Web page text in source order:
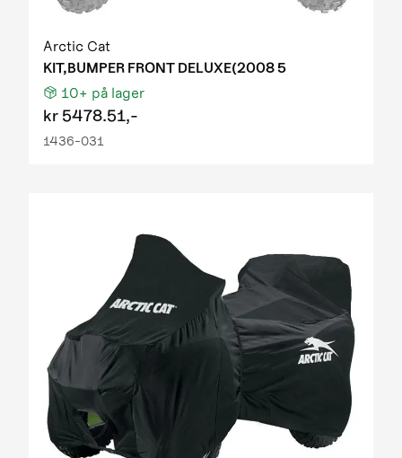
Arctic Cat
KIT,BUMPER FRONT DELUXE(2008 5
10+ på lager
kr 5478.51,-
1436-031